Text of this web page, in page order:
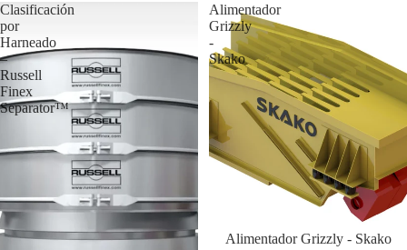
Clasificación
por
Harneado
–
Russell
Finex
Separator™
Alimentador
Grizzly
-
Skako
Alimentador Grizzly - Skako